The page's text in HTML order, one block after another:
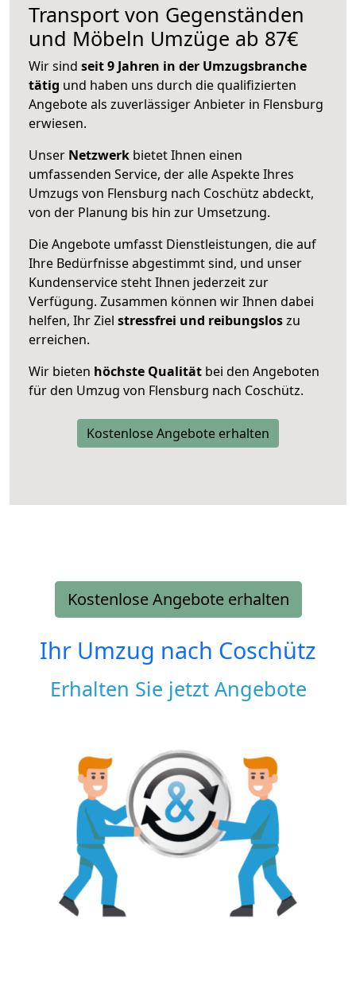
Transport von Gegenständen
und Möbeln Umzüge ab 87€
Wir sind seit 9 Jahren in der Umzugsbranche
tätig und haben uns durch die qualifizierten
Angebote als zuverlässiger Anbieter in Flensburg
erwiesen.
Unser Netzwerk bietet Ihnen einen
umfassenden Service, der alle Aspekte Ihres
Umzugs von Flensburg nach Coschütz abdeckt,
von der Planung bis hin zur Umsetzung.
Die Angebote umfasst Dienstleistungen, die auf
Ihre Bedürfnisse abgestimmt sind, und unser
Kundenservice steht Ihnen jederzeit zur
Verfügung. Zusammen können wir Ihnen dabei
helfen, Ihr Ziel stressfrei und reibungsloszu
erreichen.
Wir bieten höchste Qualität bei den Angeboten
für den Umzug von Flensburg nach Coschütz.
Kostenlose Angebote erhalten
Kostenlose Angebote erhalten
Ihr Umzug nach Coschütz
Erhalten Sie jetzt Angebote